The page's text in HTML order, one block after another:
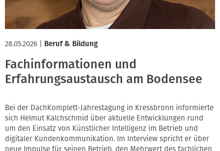
28.05.2026 Beruf & Bildung
Fachinformationen und
Erfahrungsaustausch am Bodensee
Bei der DachKomplett-Jahrestagung in Kressbronn informierte
sich Helmut Kalchschmid über aktuelle Entwicklungen rund
um den Einsatz von Künstlicher Intelligenz im Betrieb und
digitaler Kundenkommunikation. Im Interview spricht er über
neue Impulse für seinen Betrieb, den Mehrwert des fachlichen